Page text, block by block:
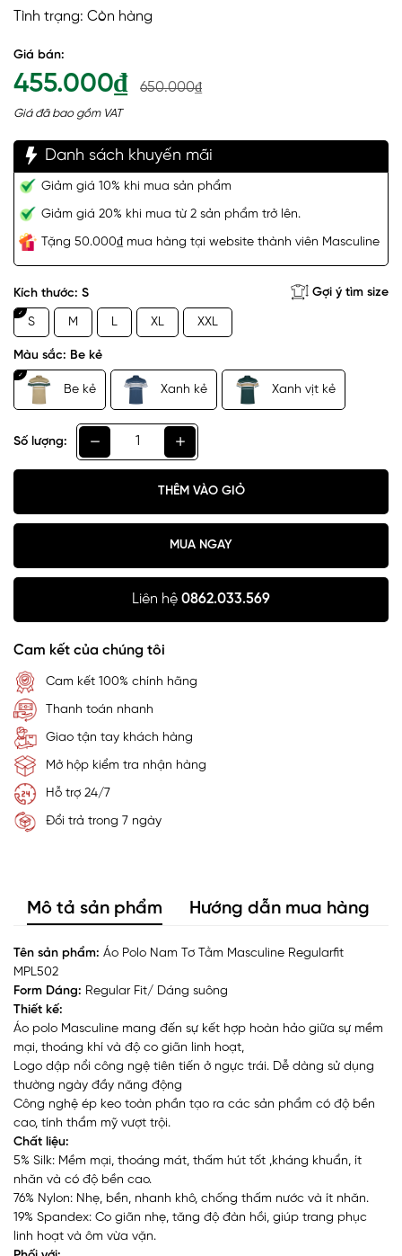
Tình trạng: Còn hàng
Giá bán:
455.000₫ 650.000₫
Giá đã bao gồm VAT
Danh sách khuyến mãi
Giảm giá 10% khi mua sản phẩm
Giảm giá 20% khi mua từ 2 sản phẩm trở lên.
Tặng 50.000₫ mua hàng tại website thành viên Masculine
Kích thước: S Gợi ý tìm size
S M L XL XXL
Màu sắc: Be kẻ
Be kẻ Xanh kẻ Xanh vịt kẻ
Số lượng:
THÊM VÀO GIỎ
MUA NGAY
Liên hệ 0862.033.569
Cam kết của chúng tôi
Cam kết 100% chính hãng
Thanh toán nhanh
Giao tận tay khách hàng
Mở hộp kiểm tra nhận hàng
Hỗ trợ 24/7
Đổi trả trong 7 ngày
Mô tả sản phẩm Hướng dẫn mua hàng
Tên sản phẩm: Áo Polo Nam Tơ Tằm Masculine Regularfit
MPL502
Form Dáng: Regular Fit/ Dáng suông
Thiết kế:
Áo polo Masculine mang đến sự kết hợp hoàn hảo giữa sự mềm
mại, thoáng khí và độ co giãn linh hoạt,
Logo dập nổi công ngệ tiên tiến ở ngực trái. Dễ dàng sử dụng
thường ngày đầy năng động
Công nghệ ép keo toàn phần tạo ra các sản phẩm có độ bền
cao, tính thẩm mỹ vượt trội.
Chất liệu:
5% Silk: Mềm mại, thoáng mát, thấm hút tốt ,kháng khuẩn, ít
nhăn và có độ bền cao.
76% Nylon: Nhẹ, bền, nhanh khô, chống thấm nước và ít nhăn.
19% Spandex: Co giãn nhẹ, tăng độ đàn hồi, giúp trang phục
linh hoạt và ôm vừa vặn.